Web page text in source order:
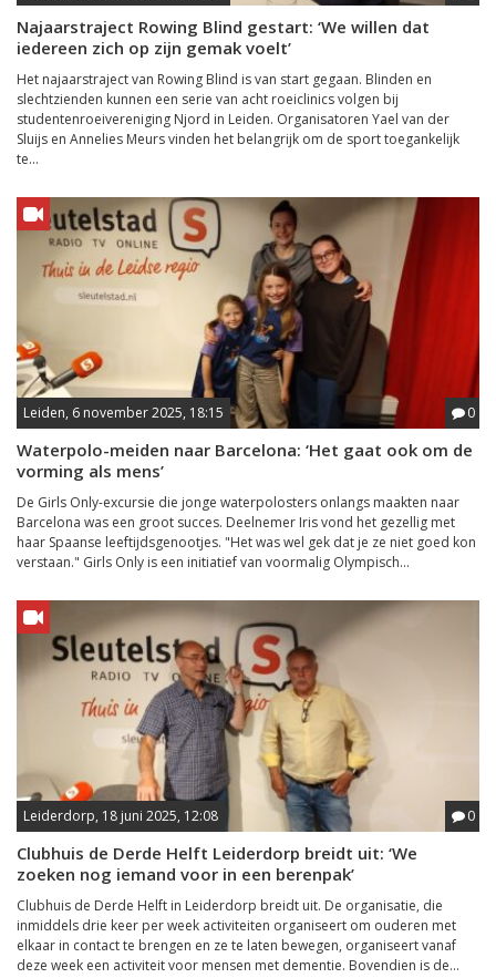
Najaarstraject Rowing Blind gestart: ‘We willen dat
iedereen zich op zijn gemak voelt’
Het najaarstraject van Rowing Blind is van start gegaan. Blinden en
slechtzienden kunnen een serie van acht roeiclinics volgen bij
studentenroeivereniging Njord in Leiden. Organisatoren Yael van der
Sluijs en Annelies Meurs vinden het belangrijk om de sport toegankelijk
te...
Leiden, 6 november 2025, 18:15 0
Waterpolo-meiden naar Barcelona: ‘Het gaat ook om de
vorming als mens’
De Girls Only-excursie die jonge waterpolosters onlangs maakten naar
Barcelona was een groot succes. Deelnemer Iris vond het gezellig met
haar Spaanse leeftijdsgenootjes. "Het was wel gek dat je ze niet goed kon
verstaan." Girls Only is een initiatief van voormalig Olympisch...
Leiderdorp, 18 juni 2025, 12:08 0
Clubhuis de Derde Helft Leiderdorp breidt uit: ‘We
zoeken nog iemand voor in een berenpak’
Clubhuis de Derde Helft in Leiderdorp breidt uit. De organisatie, die
inmiddels drie keer per week activiteiten organiseert om ouderen met
elkaar in contact te brengen en ze te laten bewegen, organiseert vanaf
deze week een activiteit voor mensen met dementie. Bovendien is de...